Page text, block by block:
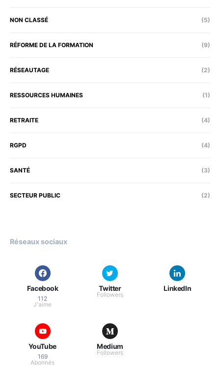
NON CLASSÉ (5)
RÉFORME DE LA FORMATION (9)
RÉSEAUTAGE (2)
RESSOURCES HUMAINES (1)
RETRAITE (4)
RGPD (4)
SANTÉ (3)
SECTEUR PUBLIC (2)
Réseaux sociaux
Facebook
112
J'aime
Twitter
Followers
LinkedIn
YouTube
169
Abonnés
Medium
Followers